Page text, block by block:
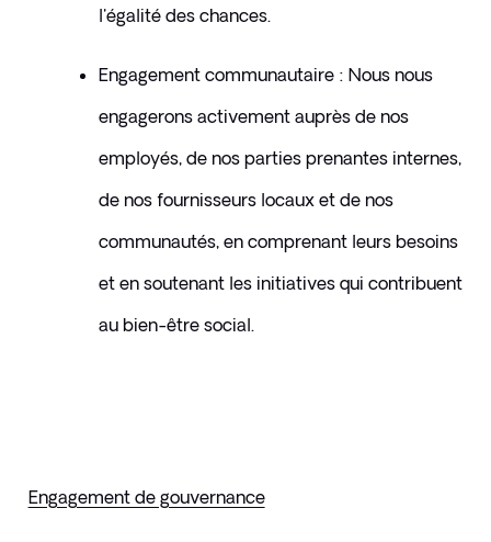
l'égalité des chances.
Engagement communautaire : Nous nous
engagerons activement auprès de nos
employés, de nos parties prenantes internes,
de nos fournisseurs locaux et de nos
communautés, en comprenant leurs besoins
et en soutenant les initiatives qui contribuent
au bien-être social.
Engagement de gouvernance